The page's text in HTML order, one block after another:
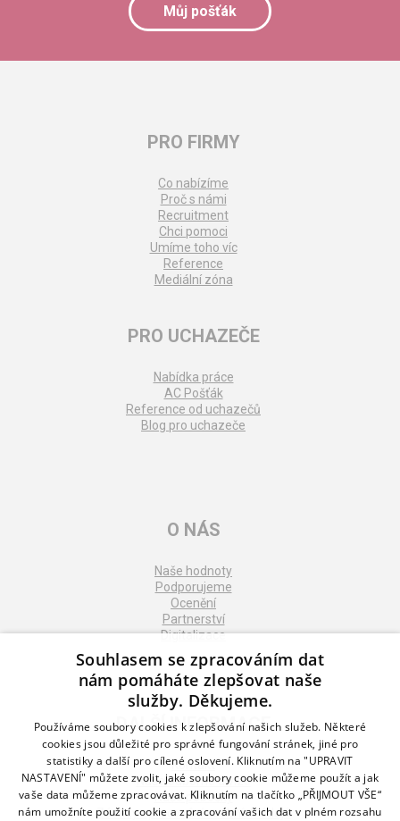
Můj pošťák
PRO FIRMY
Co nabízíme
Proč s námi
Recruitment
Chci pomoci
Umíme toho víc
Reference
Mediální zóna
PRO UCHAZEČE
Nabídka práce
AC Pošťák
Reference od uchazečů
Blog pro uchazeče
O NÁS
Naše hodnoty
Podporujeme
Ocenění
Partnerství
Digitalizace
DALŠÍ INFORMACE
Kontakt
Naše odborné divize
Naše pobočky
Zásady zpracování osobních údajů
Souhlasem se zpracováním dat
nám pomáháte zlepšovat naše
služby. Děkujeme.
Používáme soubory cookies k zlepšování našich služeb. Některé
cookies jsou důležité pro správné fungování stránek, jiné pro
statistiky a další pro cílené oslovení. Kliknutím na "UPRAVIT
NASTAVENÍ" můžete zvolit, jaké soubory cookie můžeme použít a jak
vaše data můžeme zpracovávat. Kliknutím na tlačítko „PŘIJMOUT VŠE“
nám umožníte použití cookie a zpracování vašich dat v plném rozsahu